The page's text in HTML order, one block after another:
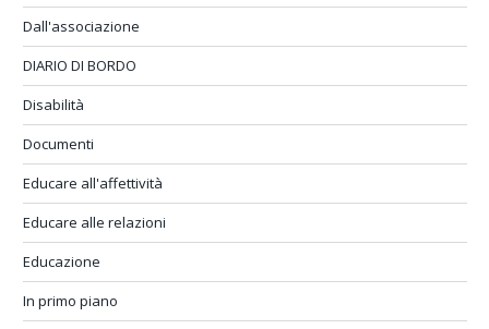
Dall'associazione
DIARIO DI BORDO
Disabilità
Documenti
Educare all'affettività
Educare alle relazioni
Educazione
In primo piano